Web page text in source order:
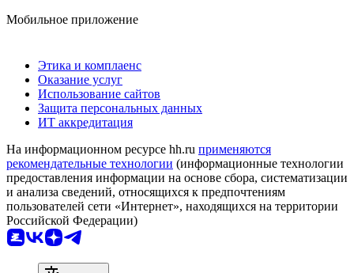
Мобильное приложение
Этика и комплаенс
Оказание услуг
Использование сайтов
Защита персональных данных
ИТ аккредитация
На информационном ресурсе hh.ru применяются
рекомендательные технологии (информационные технологии
предоставления информации на основе сбора, систематизации
и анализа сведений, относящихся к предпочтениям
пользователей сети «Интернет», находящихся на территории
Российской Федерации)